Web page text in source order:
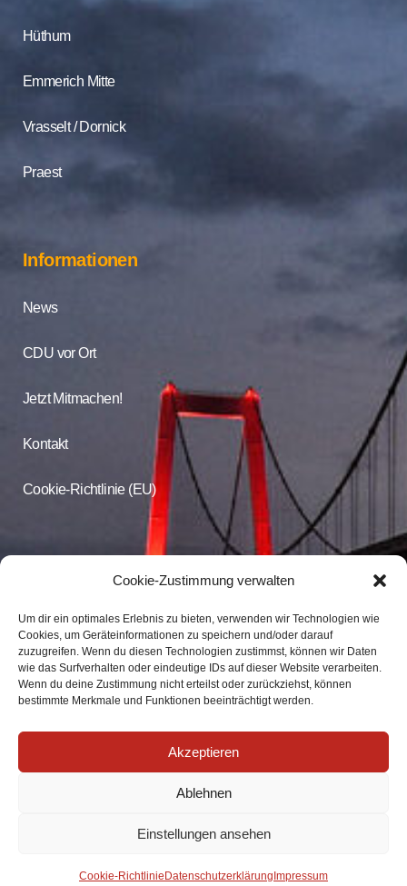
Cookie-Zustimmung verwalten
Um dir ein optimales Erlebnis zu bieten, verwenden wir Technologien wie
Cookies, um Geräteinformationen zu speichern und/oder darauf
zuzugreifen. Wenn du diesen Technologien zustimmst, können wir Daten
wie das Surfverhalten oder eindeutige IDs auf dieser Website verarbeiten.
Wenn du deine Zustimmung nicht erteilst oder zurückziehst, können
bestimmte Merkmale und Funktionen beeinträchtigt werden.
Akzeptieren
Ablehnen
Einstellungen ansehen
Cookie-Richtlinie Datenschutzerklärung Impressum
Hüthum
Emmerich Mitte
Vrasselt / Dornick
Praest
Informationen
News
CDU vor Ort
Jetzt Mitmachen!
Kontakt
Cookie-Richtlinie (EU)
CDU Online
Folgen Sie der CDU Emmerich auf Facebook und Instagram
CDU Emmerich
CDU Emmerich
Datenschutz| info@cdu-emmerich.de